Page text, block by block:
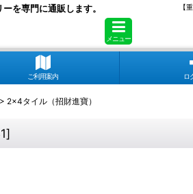
を専門に通販します。 【
メニュー
ご利用案内 ロ
> 2x4タイル（招財進寶）
]